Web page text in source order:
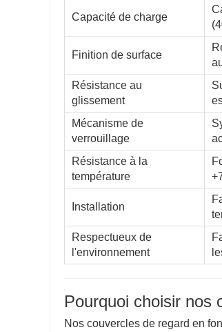
Capacité de charge
Finition de surface
Résistance au
glissement
Mécanisme de
verrouillage
Résistance à la
température
Installation
Respectueux de
l'environnement
Pourquoi choisir nos
Nos couvercles de regard en